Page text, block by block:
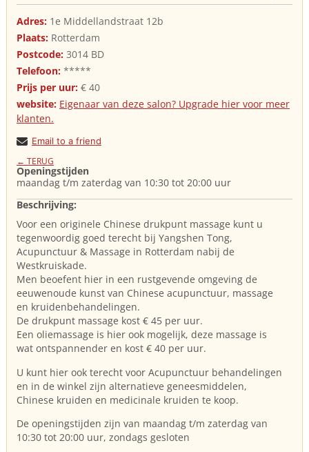
Adres: 1e Middellandstraat 12b
Plaats: Rotterdam
Postcode: 3014 BD
Telefoon: *****
Prijs per uur: € 40
website: Eigenaar van deze salon? Upgrade hier voor meer
klanten.
Email to a friend
← TERUG
Openingstijden
maandag t/m zaterdag van 10:30 tot 20:00 uur
Beschrijving:
Voor een originele Chinese drukpunt massage kunt u
tegenwoordig goed terecht bij Yangshen Tong,
Acupunctuur & Massage in Rotterdam nabij de
Westkruiskade.
Men beoefent hier in een rustgevende omgeving de
eeuwenoude kunst van Chinese acupunctuur, massage
en kruidenbehandelingen.
De drukpunt massage kost € 45 per uur.
Een oliemassage is hier ook mogelijk, deze massage is
wat ontspannender en kost € 40 per uur.
U kunt hier ook terecht voor Acupunctuur behandelingen
en in de winkel zijn alternatieve geneesmiddelen,
Chinese kruiden en medicinale kruiden te koop.
De openingstijden zijn van maandag t/m zaterdag van
10:30 tot 20:00 uur, zondags gesloten